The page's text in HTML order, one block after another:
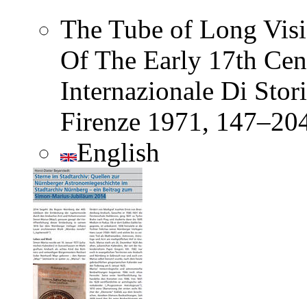
The Tube of Long
Of The Early 17th
Internazionale Di
Firenze 1971,
English